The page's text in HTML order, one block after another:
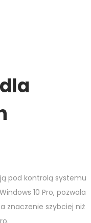
pod kontrolą systemu
10 Pro, pozwala
znaczenie szybciej niż